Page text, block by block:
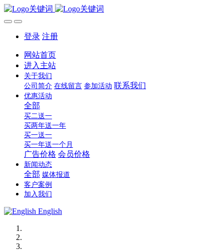
登录 注册
网站首页
进入主站
关于我们
公司简介 在线留言 参加活动 联系我们
优惠活动
全部
买二送一
买两年送一年
买一送一
买一年送一个月
广告价格 会员价格
新闻动态
全部 媒体报道
客户案例
加入我们
English